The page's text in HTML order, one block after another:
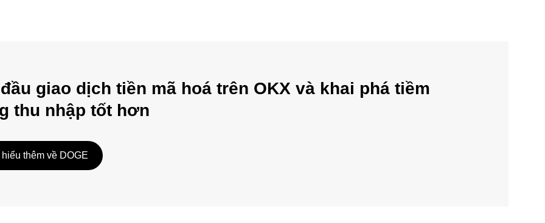
giao dịch tiền mã hoá trên OKX và khai phá tiềm
thu nhập tốt hơn
thêm về DOGE